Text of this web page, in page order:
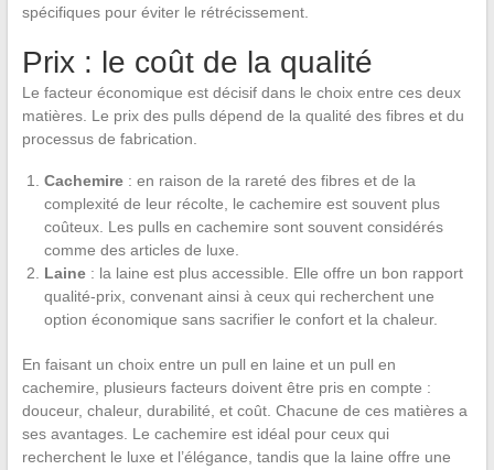
spécifiques pour éviter le rétrécissement.
Prix : le coût de la qualité
Le facteur économique est décisif dans le choix entre ces deux
matières. Le prix des pulls dépend de la qualité des fibres et du
processus de fabrication.
Cachemire: en raison de la rareté des fibres et de la
complexité de leur récolte, le cachemire est souvent plus
coûteux. Les pulls en cachemire sont souvent considérés
comme des articles de luxe.
Laine: la laine est plus accessible. Elle offre un bon rapport
qualité-prix, convenant ainsi à ceux qui recherchent une
option économique sans sacrifier le confort et la chaleur.
En faisant un choix entre un pull en laine et un pull en
cachemire, plusieurs facteurs doivent être pris en compte :
douceur, chaleur, durabilité, et coût. Chacune de ces matières a
ses avantages. Le cachemire est idéal pour ceux qui
recherchent le luxe et l’élégance, tandis que la laine offre une